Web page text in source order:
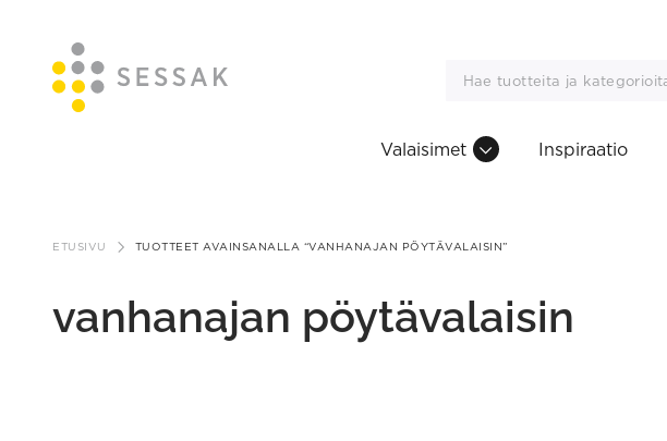
sisältöön
Valaisimet Inspiraatio
ETUSIVU TUOTTEET AVAINSANALLA “VANHANAJAN PÖYTÄVALAISIN”
vanhanajan pöytävalaisin